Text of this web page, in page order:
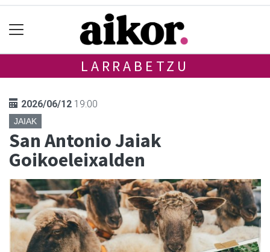
LARRABETZU
2026/06/12 19:00
JAIAK
San Antonio Jaiak
Goikoeleixalden